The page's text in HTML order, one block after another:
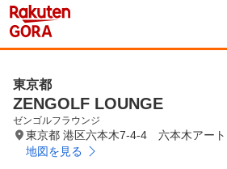
東京都
ZENGOLF LOUNGE
ゼンゴルフラウンジ
東京都 港区六本木7-4-4 六本木アー
地図を見る